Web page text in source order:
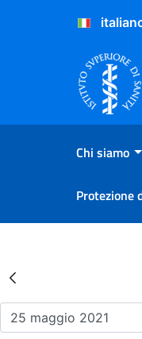
Salta al Contenuto
Salta al Footer
Chi siamo
Protezione
Risultati